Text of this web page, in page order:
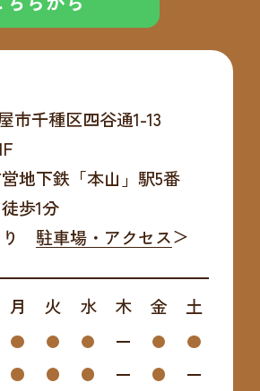
市千種区四谷通1-13
地下鉄「本山」駅5番
徒歩1分
駐車場・アクセス
月 火 水 木 金 土